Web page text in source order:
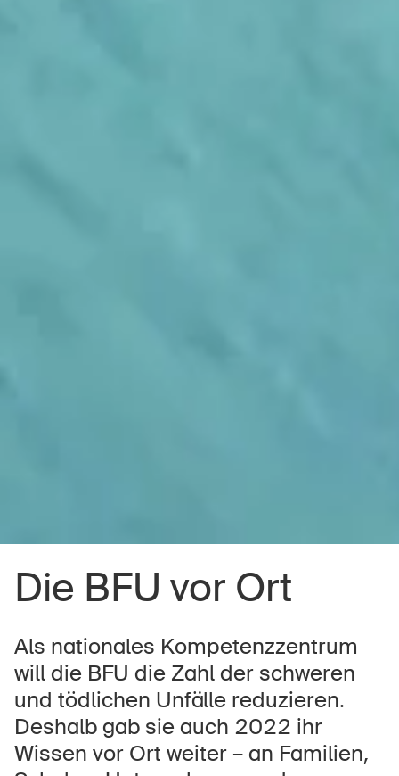
DE FR
Die BFU vor Ort
Als nationales Kompetenzzentrum
will die BFU die Zahl der schweren
und tödlichen Unfälle reduzieren.
Deshalb gab sie auch 2022 ihr
Wissen vor Ort weiter – an Familien,